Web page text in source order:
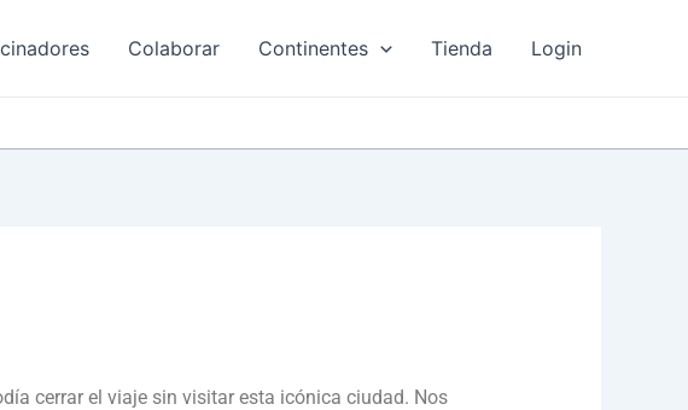
Colaborar Continentes Tienda Login
cerrar el viaje sin visitar esta icónica ciudad. Nos